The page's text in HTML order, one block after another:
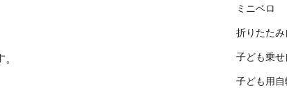
ミニベロ
折りたたみ
子ども乗せ
子ども用自